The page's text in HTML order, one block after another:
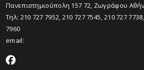
Πανεπιστημιούπολη 157 72, Ζωγράφου
Τηλ: 210 727 7952, 210 727 7545, 210 727
7960
email: